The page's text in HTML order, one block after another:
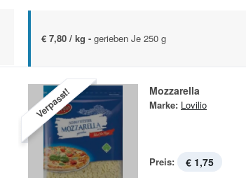
€ 7,80 / kg - gerieben Je 250 g
Verpasst! Mozzarella
Marke: Lovilio
Preis: € 1,75